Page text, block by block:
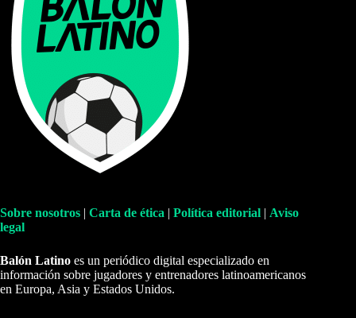
Sobre nosotros | Carta de ética | Política editorial | Aviso
legal
Balón Latino es un periódico digital especializado en
información sobre jugadores y entrenadores latinoamericanos
en Europa, Asia y Estados Unidos.